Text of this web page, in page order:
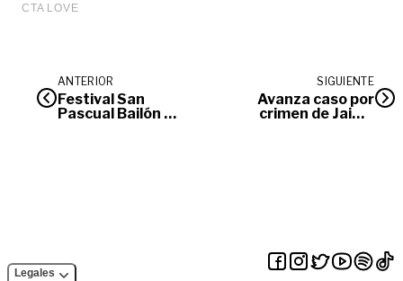
ANTERIOR
Festival San
Pascual Bailón de
SIGUIENTE
Avanza caso por
crimen de Jaime
Legales